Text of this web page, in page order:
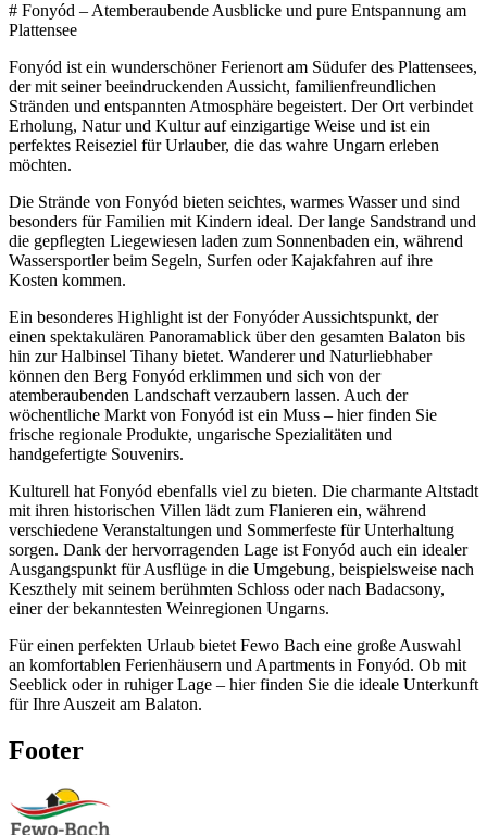
# Fonyód – Atemberaubende Ausblicke und pure Entspannung am
Plattensee
Fonyód ist ein wunderschöner Ferienort am Südufer des Plattensees,
der mit seiner beeindruckenden Aussicht, familienfreundlichen
Stränden und entspannten Atmosphäre begeistert. Der Ort verbindet
Erholung, Natur und Kultur auf einzigartige Weise und ist ein
perfektes Reiseziel für Urlauber, die das wahre Ungarn erleben
möchten.
Die Strände von Fonyód bieten seichtes, warmes Wasser und sind
besonders für Familien mit Kindern ideal. Der lange Sandstrand und
die gepflegten Liegewiesen laden zum Sonnenbaden ein, während
Wassersportler beim Segeln, Surfen oder Kajakfahren auf ihre
Kosten kommen.
Ein besonderes Highlight ist der Fonyóder Aussichtspunkt, der
einen spektakulären Panoramablick über den gesamten Balaton bis
hin zur Halbinsel Tihany bietet. Wanderer und Naturliebhaber
können den Berg Fonyód erklimmen und sich von der
atemberaubenden Landschaft verzaubern lassen. Auch der
wöchentliche Markt von Fonyód ist ein Muss – hier finden Sie
frische regionale Produkte, ungarische Spezialitäten und
handgefertigte Souvenirs.
Kulturell hat Fonyód ebenfalls viel zu bieten. Die charmante Altstadt
mit ihren historischen Villen lädt zum Flanieren ein, während
verschiedene Veranstaltungen und Sommerfeste für Unterhaltung
sorgen. Dank der hervorragenden Lage ist Fonyód auch ein idealer
Ausgangspunkt für Ausflüge in die Umgebung, beispielsweise nach
Keszthely mit seinem berühmten Schloss oder nach Badacsony,
einer der bekanntesten Weinregionen Ungarns.
Für einen perfekten Urlaub bietet Fewo Bach eine große Auswahl
an komfortablen Ferienhäusern und Apartments in Fonyód. Ob mit
Seeblick oder in ruhiger Lage – hier finden Sie die ideale Unterkunft
für Ihre Auszeit am Balaton.
Footer